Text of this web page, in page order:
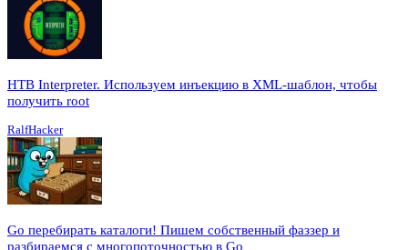
HTB Interpreter. Используем инъекцию в XML-шаблон, чтобы
получить root
RalfHacker
Go перебирать каталоги! Пишем собственный фаззер и
разбираемся с многопоточностью в Go